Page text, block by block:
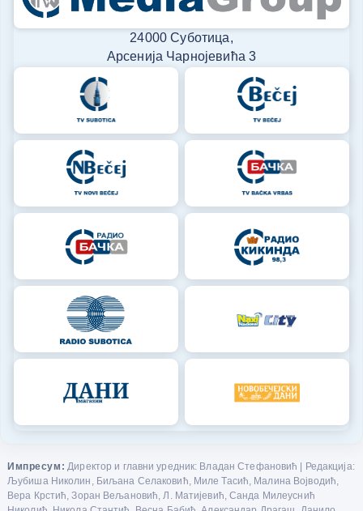
24000 Суботица,
Арсенија Чарнојевића 3
Импресум: Директор и главни уредник: Владан Стефановић | Редакција:
Љубиша Николин, Биљана Селаковић, Миле Тасић, Малина Војводић,
Вера Крстић, Зоран Вељановић, Л. Матијевић, Санда Милеуснић